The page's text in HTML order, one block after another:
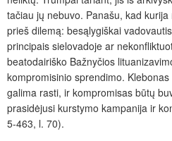
tačiau jų nebuvo. Panašu, kad
prieš dilemą: besąlygiškai
principais sielovadoje ar
beatodairiško Bažnyčios
kompromisinio sprendimo.
galima rasti, ir kompromisas būtų
prasidėjusi kurstymo kampanija ir
5-463, l. 70).